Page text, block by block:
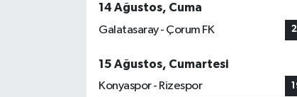
14 Ağustos, Cuma
Galatasaray - Çorum FK
15 Ağustos, Cumartesi
Konyaspor - Rizespor